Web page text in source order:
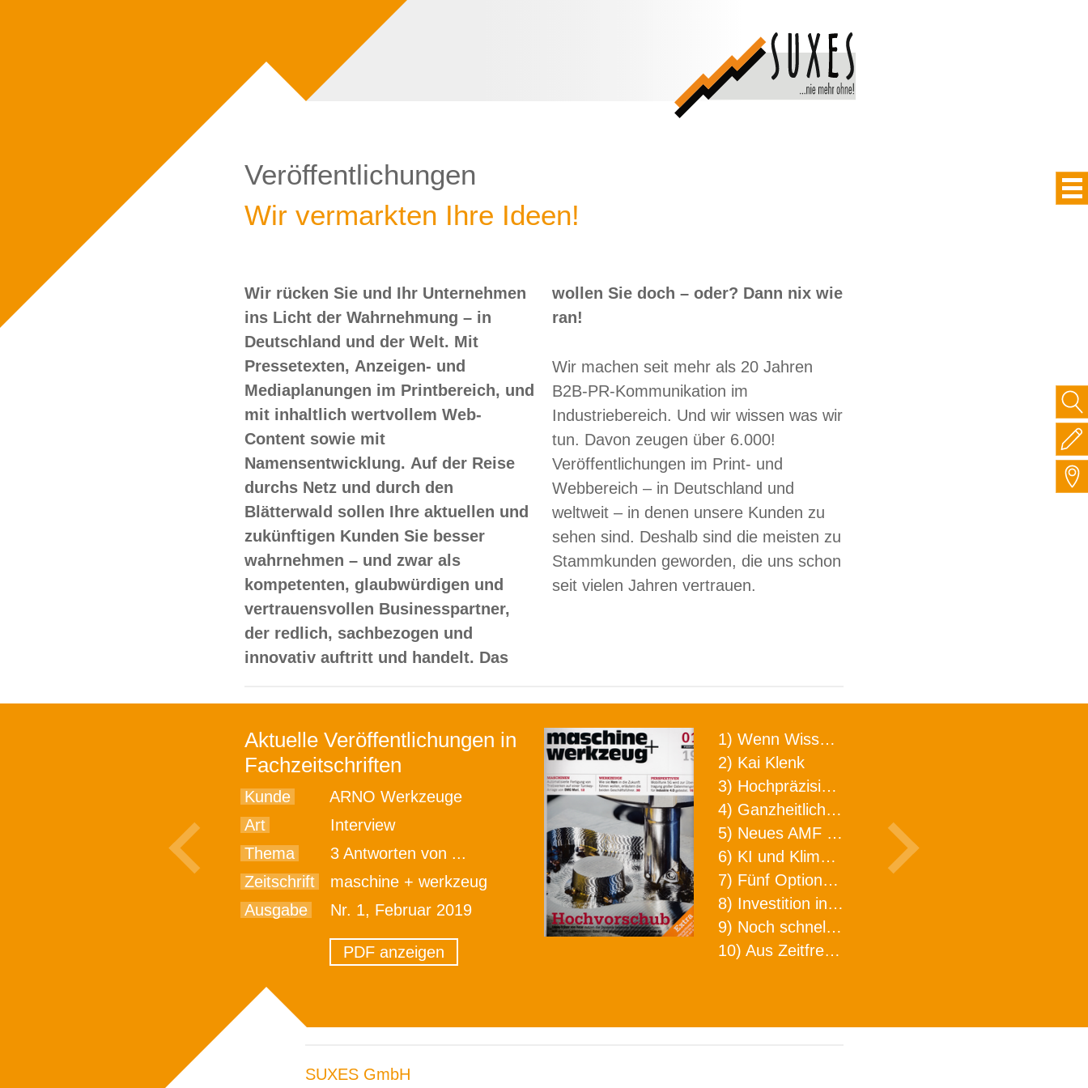
Veröffentlichungen
Wir vermarkten Ihre Ideen!
Wir rücken Sie und Ihr Unternehmen
ins Licht der Wahrnehmung – in
Deutschland und der Welt. Mit
Pressetexten, Anzeigen- und
Mediaplanungen im Printbereich, und
mit inhaltlich wertvollem Web-
Content sowie mit
Namensentwicklung. Auf der Reise
durchs Netz und durch den
Blätterwald sollen Ihre aktuellen und
zukünftigen Kunden Sie besser
wahrnehmen – und zwar als
kompetenten, glaubwürdigen und
vertrauensvollen Businesspartner,
der redlich, sachbezogen und
innovativ auftritt und handelt. Das
wollen Sie doch – oder? Dann nix wie
ran!
Wir machen seit mehr als 20 Jahren
B2B-PR-Kommunikation im
Industriebereich. Und wir wissen was wir
tun. Davon zeugen über 6.000!
Veröffentlichungen im Print- und
Webbereich – in Deutschland und
weltweit – in denen unsere Kunden zu
sehen sind. Deshalb sind die meisten zu
Stammkunden geworden, die uns schon
seit vielen Jahren vertrauen.
Aktuelle Veröffentlichungen in
Fachzeitschriften
Kunde
ARNO Werkzeuge
Art
Interview
Thema
3 Antworten von ...
Zeitschrift
maschine + werkzeug
Ausgabe
Nr. 1, Februar 2019
PDF anzeigen
1) Wenn Wissen geht, kann ARNO WERKZEUGE helfen
2) Kai Klenk
3) Hochpräzision in neuer Dimension
4) Ganzheitlicher Ansatz für mehr Effizienz und Produktivität in der Zerspanung
5) Neues AMF Logistikzentrum feierlich eröffnet
6) KI und Klimaschutz im Schaltanlagenbau
7) Fünf Optionen, wie man Zeitfresser in Effizienz umwandelt
8) Investition in Fellbach mit nachhaltiger Logistik und Lagerfläche
9) Noch schnellere Lieferung
10) Aus Zeitfressern wird Effizienz
SUXES GmbH